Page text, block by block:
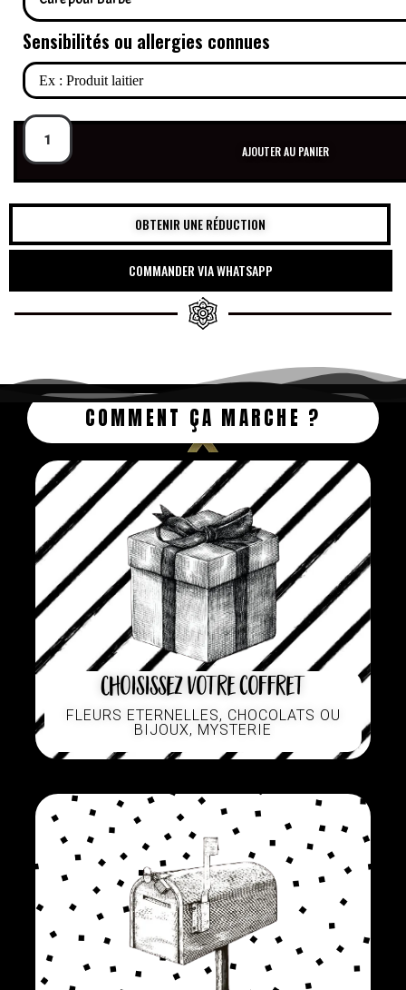
Sensibilités ou allergies connues
AJOUTER AU PANIER
OBTENIR UNE RÉDUCTION
COMMANDER VIA WHATSAPP
COMMENT ÇA MARCHE ?
Choisissez votre coffret
FLEURS ETERNELLES, CHOCOLATS OU
BIJOUX, MYSTERIE